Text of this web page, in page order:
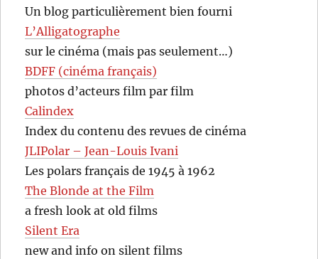
Un blog particulièrement bien fourni
L’Alligatographe
sur le cinéma (mais pas seulement…)
BDFF (cinéma français)
photos d’acteurs film par film
Calindex
Index du contenu des revues de cinéma
JLIPolar – Jean-Louis Ivani
Les polars français de 1945 à 1962
The Blonde at the Film
a fresh look at old films
Silent Era
new and info on silent films